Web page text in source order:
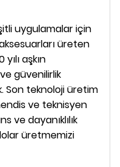
uygulamalar için
üreten
aşkın
güvenilirlik
Son teknoloji üretim
ve teknisyen
ve dayanıklılık
üretmemizi